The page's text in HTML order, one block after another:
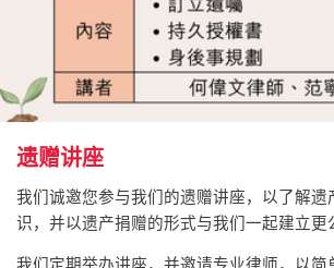
遗赠讲座
我们诚邀您参与我们的遗赠讲座，以了解遗
识，并以遗产捐赠的形式与我们一起建立更